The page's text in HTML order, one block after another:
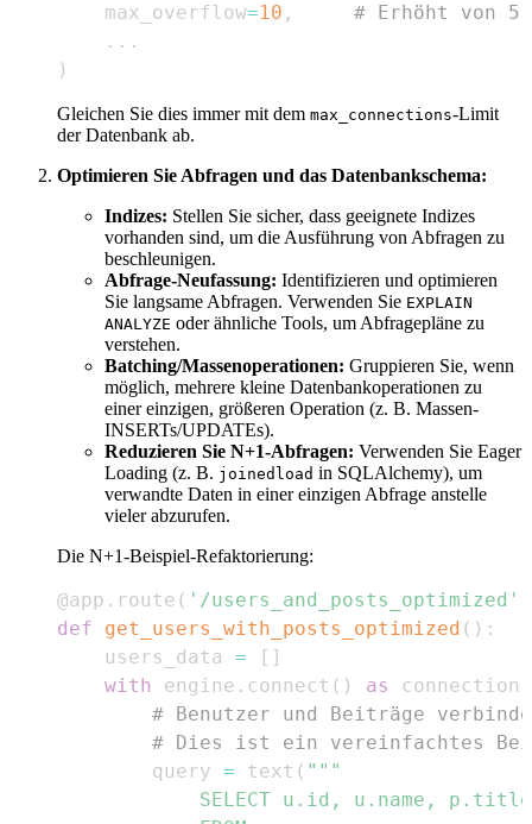
    max_overflow
=10 ,
# Erhöht von 5
. . .
)
Gleichen Sie dies immer mit dem max_connections-Limit
der Datenbank ab.
Optimieren Sie Abfragen und das Datenbankschema:
Indizes: Stellen Sie sicher, dass geeignete Indizes
vorhanden sind, um die Ausführung von Abfragen zu
beschleunigen.
Abfrage-Neufassung: Identifizieren und optimieren
Sie langsame Abfragen. Verwenden Sie EXPLAIN
ANALYZE oder ähnliche Tools, um Abfragepläne zu
verstehen.
Batching/Massenoperationen: Gruppieren Sie, wenn
möglich, mehrere kleine Datenbankoperationen zu
einer einzigen, größeren Operation (z. B. Massen-
INSERTs/UPDATEs).
Reduzieren Sie N+1-Abfragen: Verwenden Sie Eager
Loading (z. B. joinedload in SQLAlchemy), um
verwandte Daten in einer einzigen Abfrage anstelle
vieler abzurufen.
Die N+1-Beispiel-Refaktorierung:
@app . route ( '/users_and_posts_optimized'
def
get_users_with_posts_optimized ( ) :
    users_data
= [ ]
with
engine . connect ( ) as connection
# Benutzer und Beiträge
# Dies ist ein vereinfachtes
        query
= text (